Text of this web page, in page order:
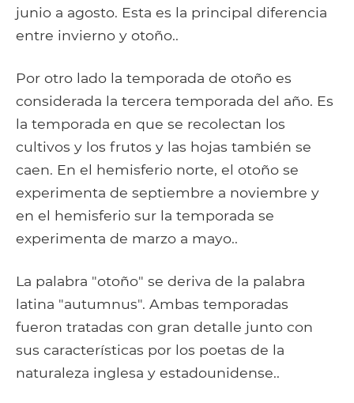
junio a agosto. Esta es la principal diferencia
entre invierno y otoño..
Por otro lado la temporada de otoño es
considerada la tercera temporada del año. Es
la temporada en que se recolectan los
cultivos y los frutos y las hojas también se
caen. En el hemisferio norte, el otoño se
experimenta de septiembre a noviembre y
en el hemisferio sur la temporada se
experimenta de marzo a mayo..
La palabra "otoño" se deriva de la palabra
latina "autumnus". Ambas temporadas
fueron tratadas con gran detalle junto con
sus características por los poetas de la
naturaleza inglesa y estadounidense..